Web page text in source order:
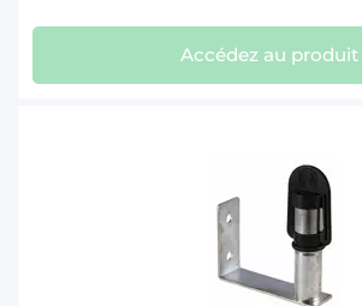
Accédez au produit